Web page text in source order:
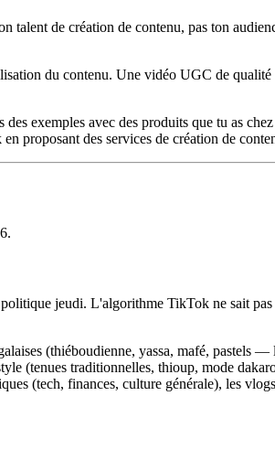
talent de création de contenu, pas ton
du contenu. Une vidéo UGC de
exemples avec des produits que tu as
proposant des services de création de
jeudi. L'algorithme TikTok ne sait
(thiéboudienne, yassa, mafé, pastels
(tenues traditionnelles, thioup, mode
(tech, finances, culture générale), les